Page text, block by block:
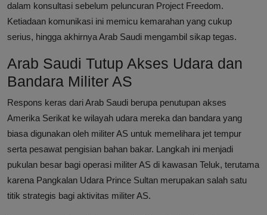
dalam konsultasi sebelum peluncuran Project Freedom.
Ketiadaan komunikasi ini memicu kemarahan yang cukup
serius, hingga akhirnya Arab Saudi mengambil sikap tegas.
Arab Saudi Tutup Akses Udara dan
Bandara Militer AS
Respons keras dari Arab Saudi berupa penutupan akses
Amerika Serikat ke wilayah udara mereka dan bandara yang
biasa digunakan oleh militer AS untuk memelihara jet tempur
serta pesawat pengisian bahan bakar. Langkah ini menjadi
pukulan besar bagi operasi militer AS di kawasan Teluk, terutama
karena Pangkalan Udara Prince Sultan merupakan salah satu
titik strategis bagi aktivitas militer AS.